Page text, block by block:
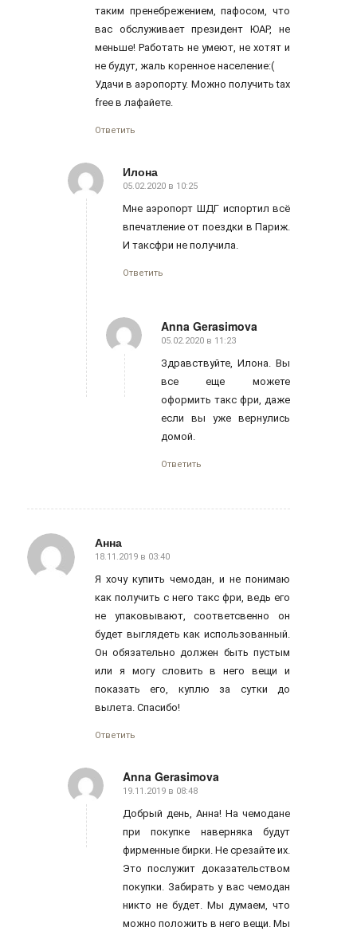
таким пренебрежением, пафосом, что
вас обслуживает президент ЮАР, не
меньше! Работать не умеют, не хотят и
не будут, жаль коренное население:(
Удачи в аэропорту. Можно получить tax
free в лафайете.
Ответить
Илона
говорит:
05.02.2020 в 10:25
Мне аэропорт ШДГ испортил всё
впечатление от поездки в Париж.
И таксфри не получила.
Ответить
Anna Gerasimova
говорит:
05.02.2020 в 11:23
Здравствуйте, Илона. Вы
все еще можете
оформить такс фри, даже
если вы уже вернулись
домой.
Ответить
Анна
говорит:
18.11.2019 в 03:40
Я хочу купить чемодан, и не понимаю
как получить с него такс фри, ведь его
не упаковывают, соответсвенно он
будет выглядеть как использованный.
Он обязательно должен быть пустым
или я могу словить в него вещи и
показать его, куплю за сутки до
вылета. Спасибо!
Ответить
Anna Gerasimova
говорит:
19.11.2019 в 08:48
Добрый день, Анна! На чемодане
при покупке наверняка будут
фирменные бирки. Не срезайте их.
Это послужит доказательством
покупки.Забирать у вас чемодан
никто не будет. Мы думаем, что
можно положить в него вещи. Мы